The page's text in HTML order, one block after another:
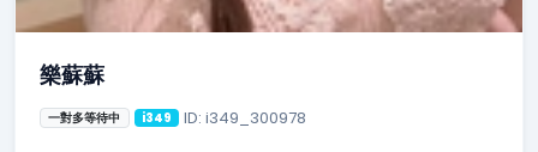
樂蘇蘇
一對多等待中 i349 ID: i349_300978